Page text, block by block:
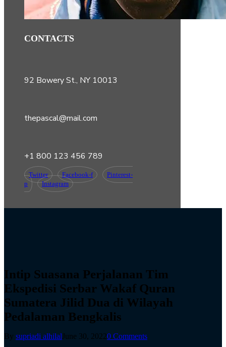
CONTACTS
92 Bowery St., NY 10013
thepascal@mail.com
+1 800 123 456 789
Twitter Facebook-f
Pinterest-
p
Instagram
Intip Suasana Perjalanan Tim
Ekspedisi Serbar Wakaf Quran
Sumatera Jilid Dua di Wilayah
Pedalaman Bengkalis
By supriadi alhilal June 30, 20220 Comments